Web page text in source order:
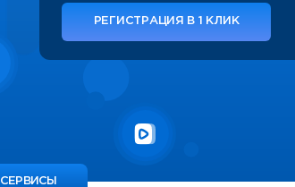
РЕГИСТРАЦИЯ В 1 КЛИК
СЕРВИСЫ